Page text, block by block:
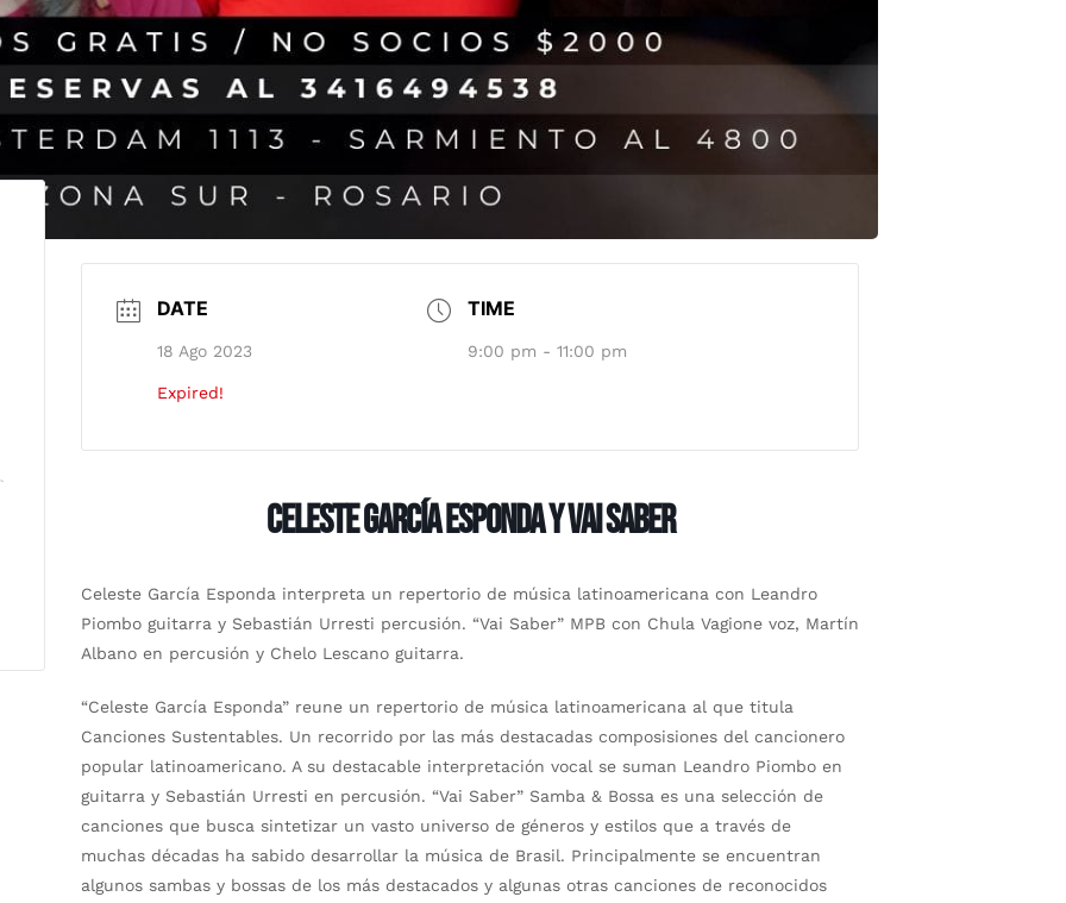
DATE
18 Ago 2023
Expired!
TIME
9:00 pm - 11:00 pm
Celeste García Esponda y Vai Saber
Celeste García Esponda interpreta un repertorio de música latinoamericana con Leandro
Piombo guitarra y Sebastián Urresti percusión. “Vai Saber” MPB con Chula Vagione voz, Martín
Albano en percusión y Chelo Lescano guitarra.
“Celeste García Esponda” reune un repertorio de música latinoamericana al que titula
Canciones Sustentables. Un recorrido por las más destacadas composisiones del cancionero
popular latinoamericano. A su destacable interpretación vocal se suman Leandro Piombo en
guitarra y Sebastián Urresti en percusión. “Vai Saber” Samba & Bossa es una selección de
canciones que busca sintetizar un vasto universo de géneros y estilos que a través de
muchas décadas ha sabido desarrollar la música de Brasil. Principalmente se encuentran
algunos sambas y bossas de los más destacados y algunas otras canciones de reconocidos